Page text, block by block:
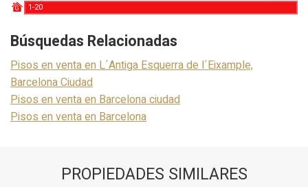
G 1-20
Búsquedas Relacionadas
Pisos en venta en L´Antiga Esquerra de l´Eixample,
Barcelona Ciudad
Pisos en venta en Barcelona ciudad
Pisos en venta en Barcelona
PROPIEDADES SIMILARES